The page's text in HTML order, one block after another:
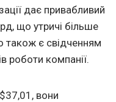
дає привабливий
що утричі більше
також є свідченням
роботи компанії.
вони